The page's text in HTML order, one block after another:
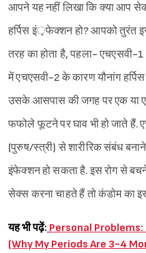
आपने यह नहीं लिखा कि क्या आप
हर्पिस इं़़फेक्शन हो? आपको तुरंत
तरह का होता है, पहला- एचएसवी-
में एचएसवी-2 के कारण यौनांग
उसके आसपास की जगह पर एक या
फफोले फूटने पर घाव भी हो जाते हैं.
(पुरुष/स्त्री) से शारीरिक संबंध
इंफेक्शन हो सकता है. इस रोग से
सेक्स करना चाहते हैं तो कंडोम का
यह भी पढ़ें: Personal Problems:
(Why My Periods Are 3-4